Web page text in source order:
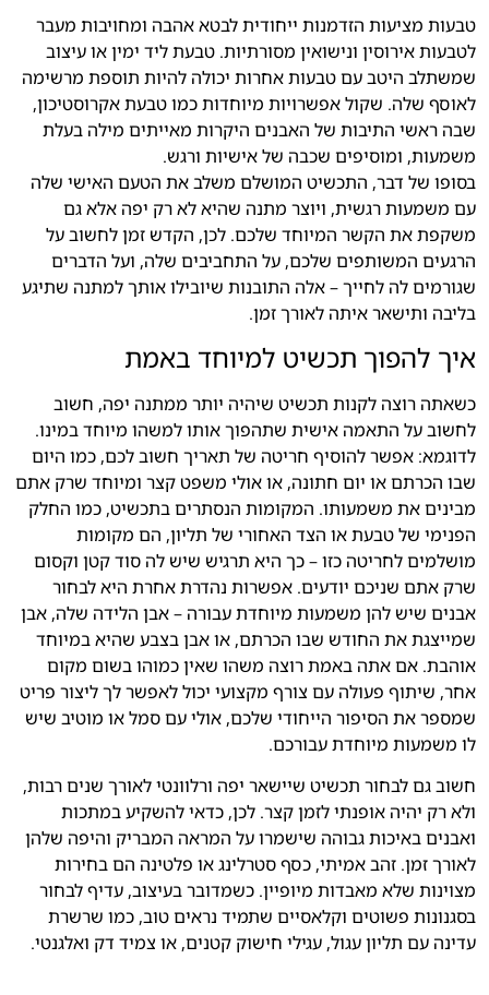
טבעות מציעות הזדמנות ייחודית לבטא אהבה ומחויבות מעבר
לטבעות אירוסין ונישואין מסורתיות. טבעת ליד ימין או עיצוב
שמשתלב היטב עם טבעות אחרות יכולה להיות תוספת מרשימה
לאוסף שלה. שקול אפשרויות מיוחדות כמו טבעת אקרוסטיכון,
שבה ראשי התיבות של האבנים היקרות מאייתים מילה בעלת
משמעות, ומוסיפים שכבה של אישיות ורגש.
בסופו של דבר, התכשיט המושלם משלב את הטעם האישי שלה
עם משמעות רגשית, ויוצר מתנה שהיא לא רק יפה אלא גם
משקפת את הקשר המיוחד שלכם. לכן, הקדש זמן לחשוב על
הרגעים המשותפים שלכם, על התחביבים שלה, ועל הדברים
שגורמים לה לחייך–אלה התובנות שיובילו אותך למתנה שתיגע
בליבה ותישאר איתה לאורך זמן.
איך להפוך תכשיט למיוחד באמת
כשאתה רוצה לקנות תכשיט שיהיה יותר ממתנה יפה, חשוב
לחשוב על התאמה אישית שתהפוך אותו למשהו מיוחד במינו.
לדוגמא: אפשר להוסיף חריטה של תאריך חשוב לכם, כמו היום
שבו הכרתם או יום חתונה, או אולי משפט קצר ומיוחד שרק אתם
מבינים את משמעותו. המקומות הנסתרים בתכשיט, כמו החלק
הפנימי של טבעת או הצד האחורי של תליון, הם מקומות
מושלמים לחריטה כזו–כך היא תרגיש שיש לה סוד קטן וקסום
שרק אתם שניכם יודעים. אפשרות נהדרת אחרת היא לבחור
אבנים שיש להן משמעות מיוחדת עבורה –אבן הלידה שלה, אבן
שמייצגת את החודש שבו הכרתם, או אבן בצבע שהיא במיוחד
אוהבת. אם אתה באמת רוצה משהו שאין כמוהו בשום מקום
אחר, שיתוף פעולה עם צורף מקצועי יכול לאפשר לך ליצור פריט
שמספר את הסיפור הייחודי שלכם, אולי עם סמל או מוטיב שיש
לו משמעות מיוחדת עבורכם.
חשוב גם לבחור תכשיט שיישאר יפה ורלוונטי לאורך שנים רבות,
ולא רק יהיה אופנתי לזמן קצר. לכן, כדאי להשקיע במתכות
ואבנים באיכות גבוהה שישמרו על המראה המבריק והיפה שלהן
לאורך זמן. זהב אמיתי, כסף סטרלינג או פלטינה הם בחירות
מצוינות שלא מאבדות מיופיין. כשמדובר בעיצוב, עדיף לבחור
בסגנונות פשוטים וקלאסיים שתמיד נראים טוב, כמו שרשרת
עדינה עם תליון עגול, עגילי חישוק קטנים, או צמיד דק ואלגנטי.